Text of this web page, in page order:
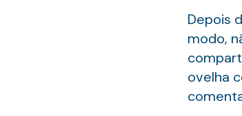
Depois
modo,
ovelha